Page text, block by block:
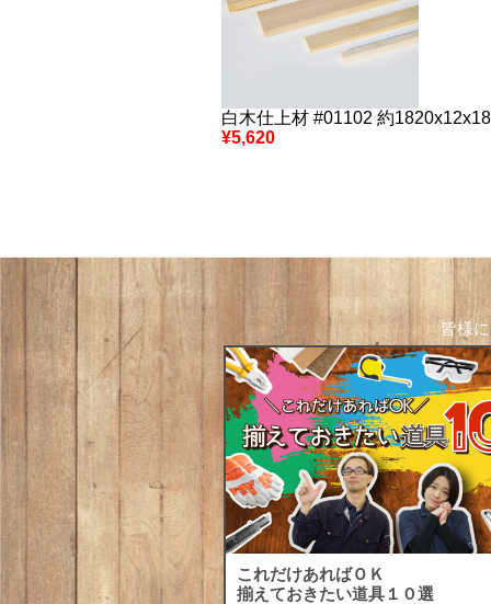
白木仕上材 #01102 約
¥5,620
皆様
これだけあればＯＫ
揃えておきたい道具１０選